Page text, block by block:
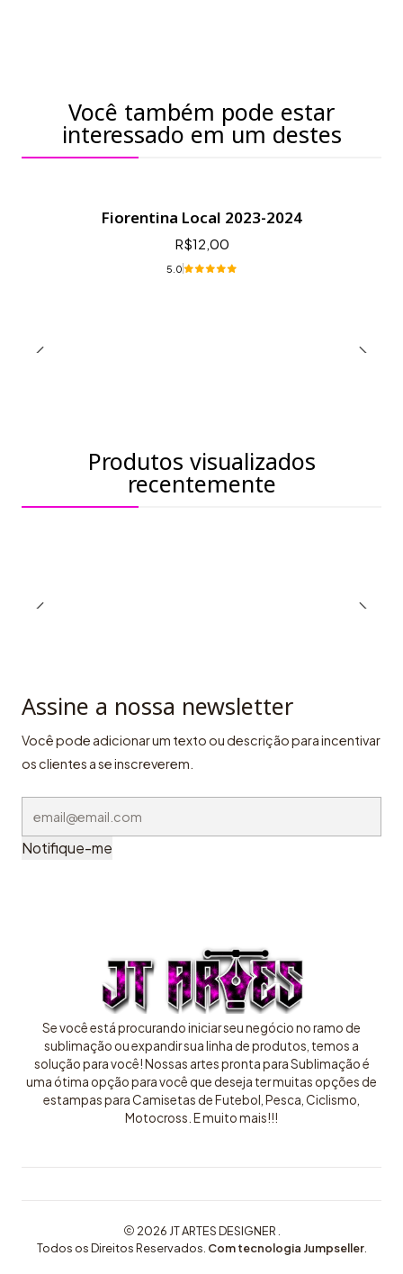
Você também pode estar
interessado em um destes
Fiorentina Local 2023-2024
R$12,00
5.0
Produtos visualizados
recentemente
Assine a nossa newsletter
Você pode adicionar um texto ou descrição para incentivar
os clientes a se inscreverem.
Notifique-me
Se você está procurando iniciar seu negócio no ramo de
sublimação ou expandir sua linha de produtos, temos a
solução para você! Nossas artes pronta para Sublimação é
uma ótima opção para você que deseja ter muitas opções de
estampas para Camisetas de Futebol, Pesca, Ciclismo,
Motocross. E muito mais!!!
2026 JT ARTES DESIGNER .
Todos os Direitos Reservados. Com tecnologia Jumpseller.